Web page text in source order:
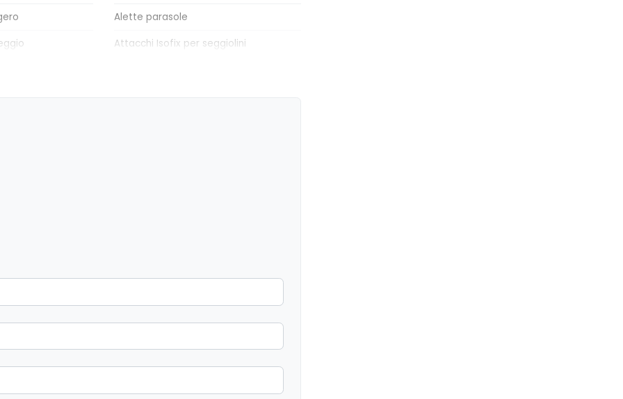
Alette parasole
Attacchi Isofix per seggiolini
stradali Sedile guidatore elettrico
Sedili regolabili elettricamente